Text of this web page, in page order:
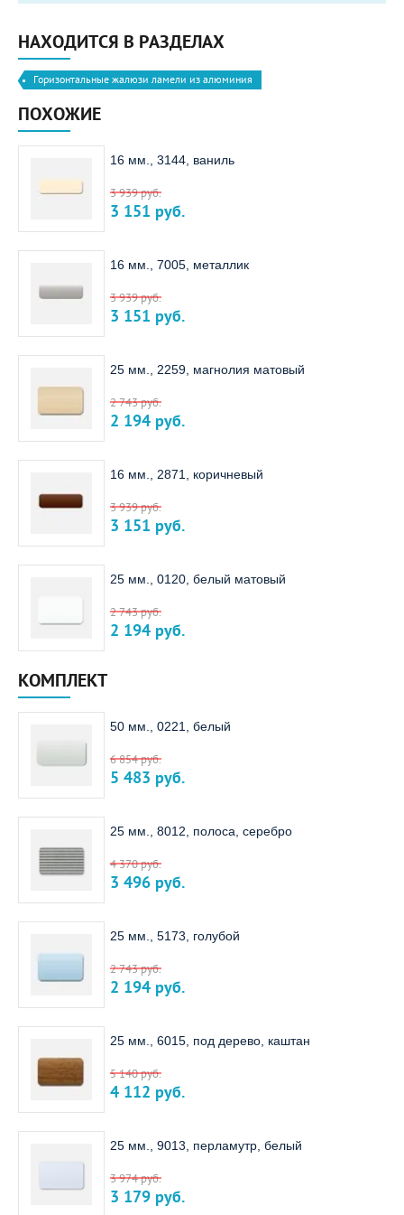
НАХОДИТСЯ В РАЗДЕЛАХ
Горизонтальные жалюзи ламели из алюминия
ПОХОЖИЕ
16 мм., 3144, ваниль
3 939руб.
3 151 руб.
16 мм., 7005, металлик
3 939руб.
3 151 руб.
25 мм., 2259, магнолия матовый
2 743руб.
2 194 руб.
16 мм., 2871, коричневый
3 939руб.
3 151 руб.
25 мм., 0120, белый матовый
2 743руб.
2 194 руб.
КОМПЛЕКТ
50 мм., 0221, белый
6 854руб.
5 483 руб.
25 мм., 8012, полоса, серебро
4 370руб.
3 496 руб.
25 мм., 5173, голубой
2 743руб.
2 194 руб.
25 мм., 6015, под дерево, каштан
5 140руб.
4 112 руб.
25 мм., 9013, перламутр, белый
3 974руб.
3 179 руб.